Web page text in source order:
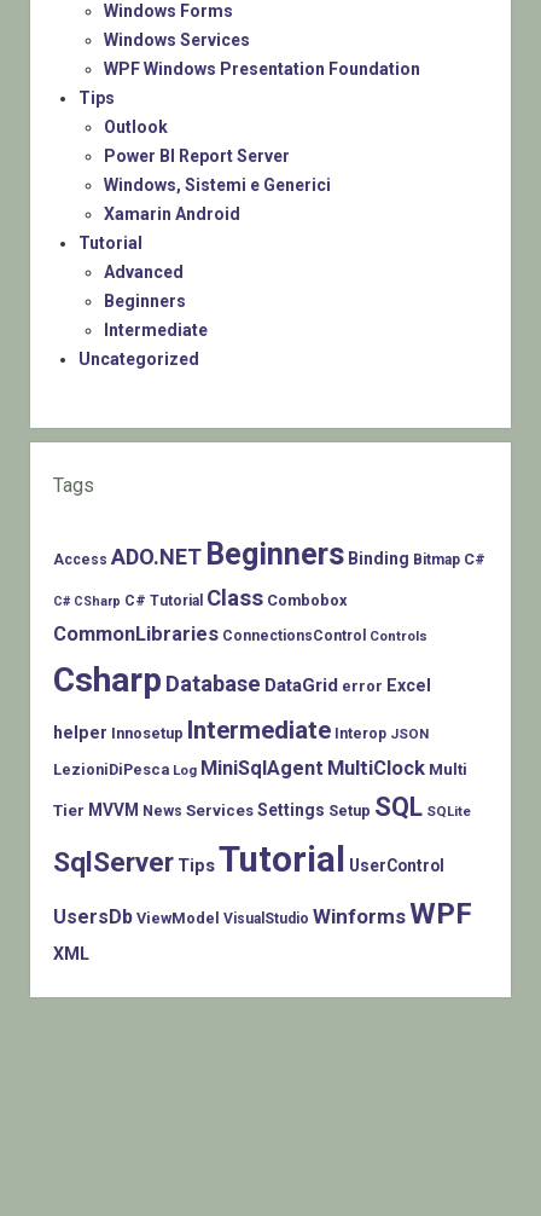
Windows Forms
Windows Services
WPF Windows Presentation Foundation
Tips
Outlook
Power BI Report Server
Windows, Sistemi e Generici
Xamarin Android
Tutorial
Advanced
Beginners
Intermediate
Uncategorized
Tags
Access ADO.NET Beginners Binding Bitmap C#
C# CSharp C# Tutorial Class Combobox
CommonLibraries ConnectionsControl Controls
Csharp Database DataGrid error Excel
helper Innosetup Intermediate Interop JSON
LezioniDiPesca Log MiniSqlAgent MultiClock Multi
Tier MVVM News Services Settings Setup SQL SQLite
SqlServer TipsTutorial UserControl
UsersDb ViewModel VisualStudio WinformsWPF
XML